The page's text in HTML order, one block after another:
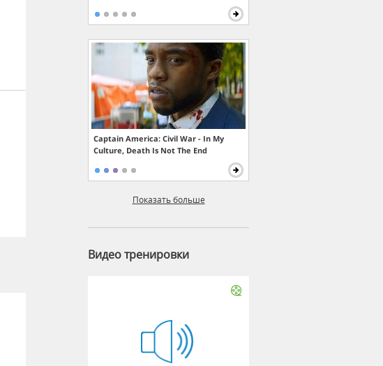
Captain America: Civil War - In My
Culture, Death Is Not The End
Показать больше
Видео тренировки